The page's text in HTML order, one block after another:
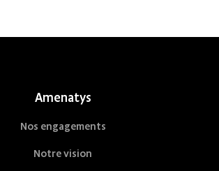
Amenatys
Nos engagements
Notre vision